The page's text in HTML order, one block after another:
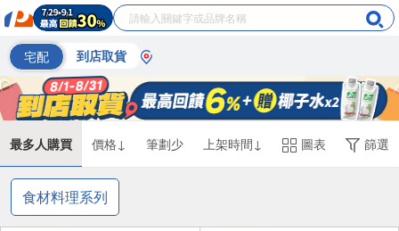
宅配 到店取貨
最多人購買 價格↓ 筆劃少 上架時間↓ 圖表 篩選
食材料理系列